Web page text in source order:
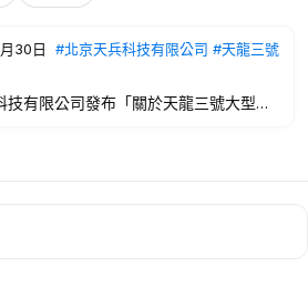
30日 #北京天兵科技有限公司 #天龍三號
有限公司發布「關於天龍三號大型液
主研製的天龍三號液體運載火箭在河南
一子級九機並聯動力系統熱試車。試
效，一子級火箭脫離發射台，在升空
火箭跌落在距離試車台西南1.5公里的